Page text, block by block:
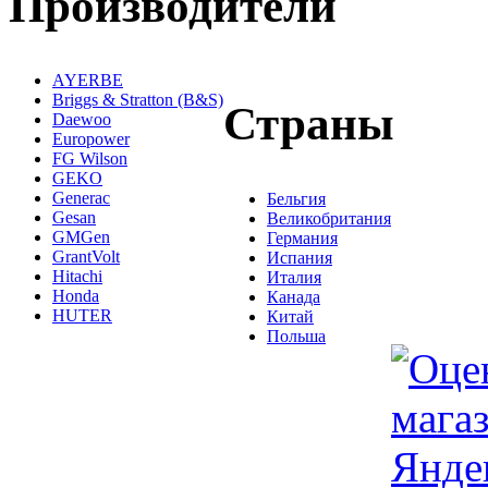
AYERBE
Briggs & Stratton (B&S)
Daewoo
Europower
FG Wilson
GEKO
Generac
Gesan
GMGen
GrantVolt
Hitachi
Honda
HUTER
Страны
Бельгия
Великобритания
Германия
Испания
Италия
Канада
Китай
Польша